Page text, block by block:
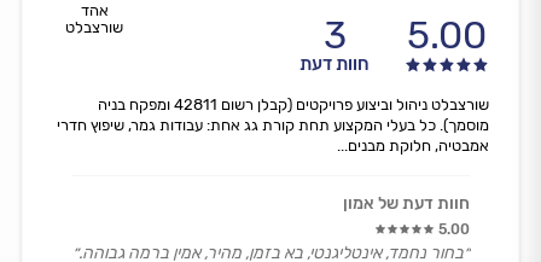
אהד
שורצבלט
5.00
3
חוות דעת
שורצבלט ניהול וביצוע פרויקטים (קבלן רשום 42811 ומפקח בניה
מוסמך). כל בעלי המקצוע תחת קורת גג אחת: עבודות גמר, שיפוץ חדרי
אמבטיה, חלוקת מבנים...
חוות דעת של אמון
5.00
״בחור נחמד, אינטליגנטי, בא בזמן, מהיר, אמין ברמה גבוהה.״